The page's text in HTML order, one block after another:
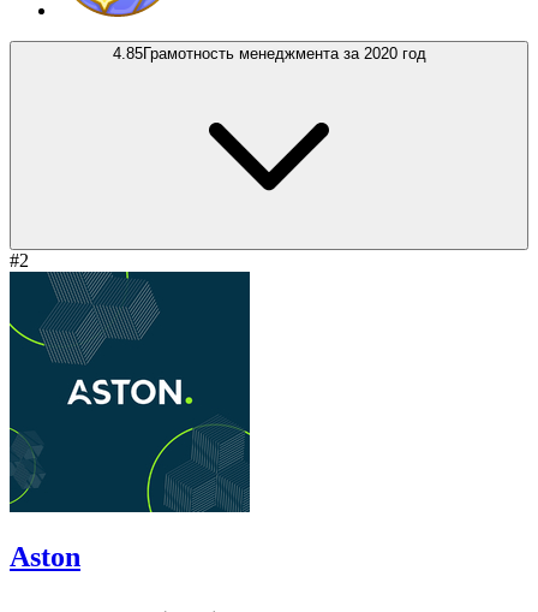
4.85Грамотность менеджмента за 2020 год
#2
Aston